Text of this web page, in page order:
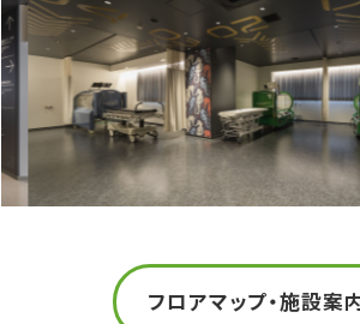
フロアマップ・施設案